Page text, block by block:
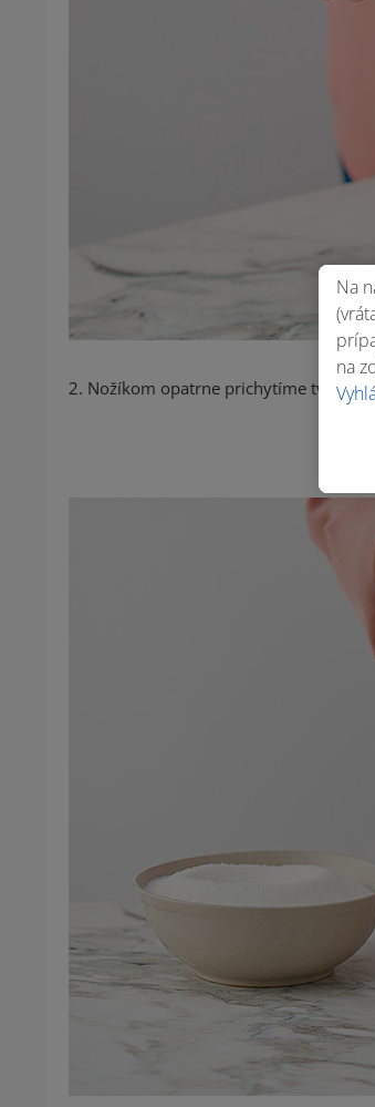
2. Nožíkom opatrne prichytíme tvrdšiu
Na
na